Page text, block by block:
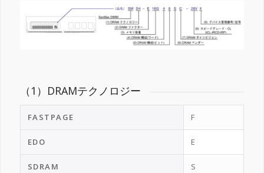
（1）DRAMテクノロジー
FASTPAGE F
EDO E
SDRAM S